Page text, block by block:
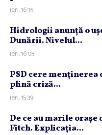
ieri, 16:35
Hidrologii anunţă o
Dunării. Nivelul...
ieri, 16:05
PSD cere
plină criză...
ieri, 15:39
De ce au marile
Fitch. Explicaţia...